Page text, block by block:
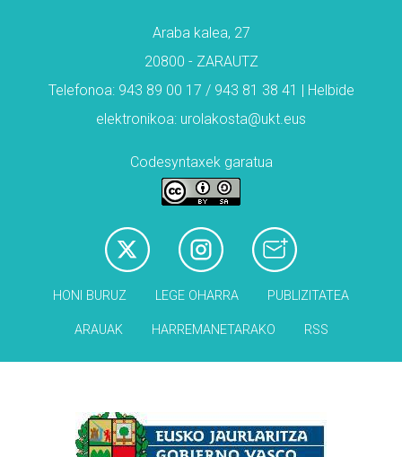
Araba kalea, 27
20800 - ZARAUTZ
Telefonoa: 943 89 00 17 / 943 81 38 41 | Helbide
elektronikoa: urolakosta@ukt.eus
Codesyntaxek garatua
HONI BURUZ LEGE OHARRA PUBLIZITATEA
ARAUAK HARREMANETARAKO RSS